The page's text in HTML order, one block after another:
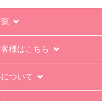
様はこちら
ついて